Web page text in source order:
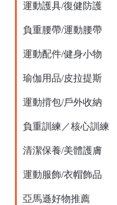
運動護具/復健防護
負重腰帶/運動腰帶
運動配件/健身小物
瑜伽用品/皮拉提斯
運動揹包/戶外收納
負重訓練／核心訓練
清潔保養/美體護膚
運動服飾/衣帽飾品
亞馬遜好物推薦